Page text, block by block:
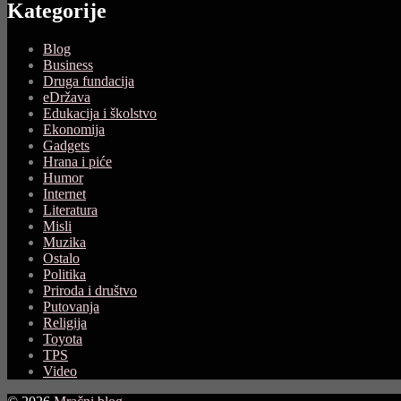
Kategorije
Blog
Business
Druga fundacija
eDržava
Edukacija i školstvo
Ekonomija
Gadgets
Hrana i piće
Humor
Internet
Literatura
Misli
Muzika
Ostalo
Politika
Priroda i društvo
Putovanja
Religija
Toyota
TPS
Video